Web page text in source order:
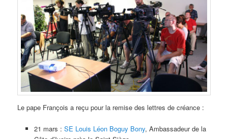
Le pape François a reçu pour la remise des lettres de créance :
21 mars : SE Louis Léon Boguy Bony, Ambassadeur de la